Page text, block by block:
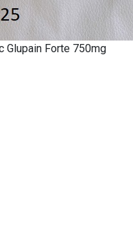
Glupain Forte 750mg